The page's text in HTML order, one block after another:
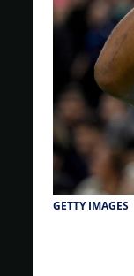
GETTY IMAGES